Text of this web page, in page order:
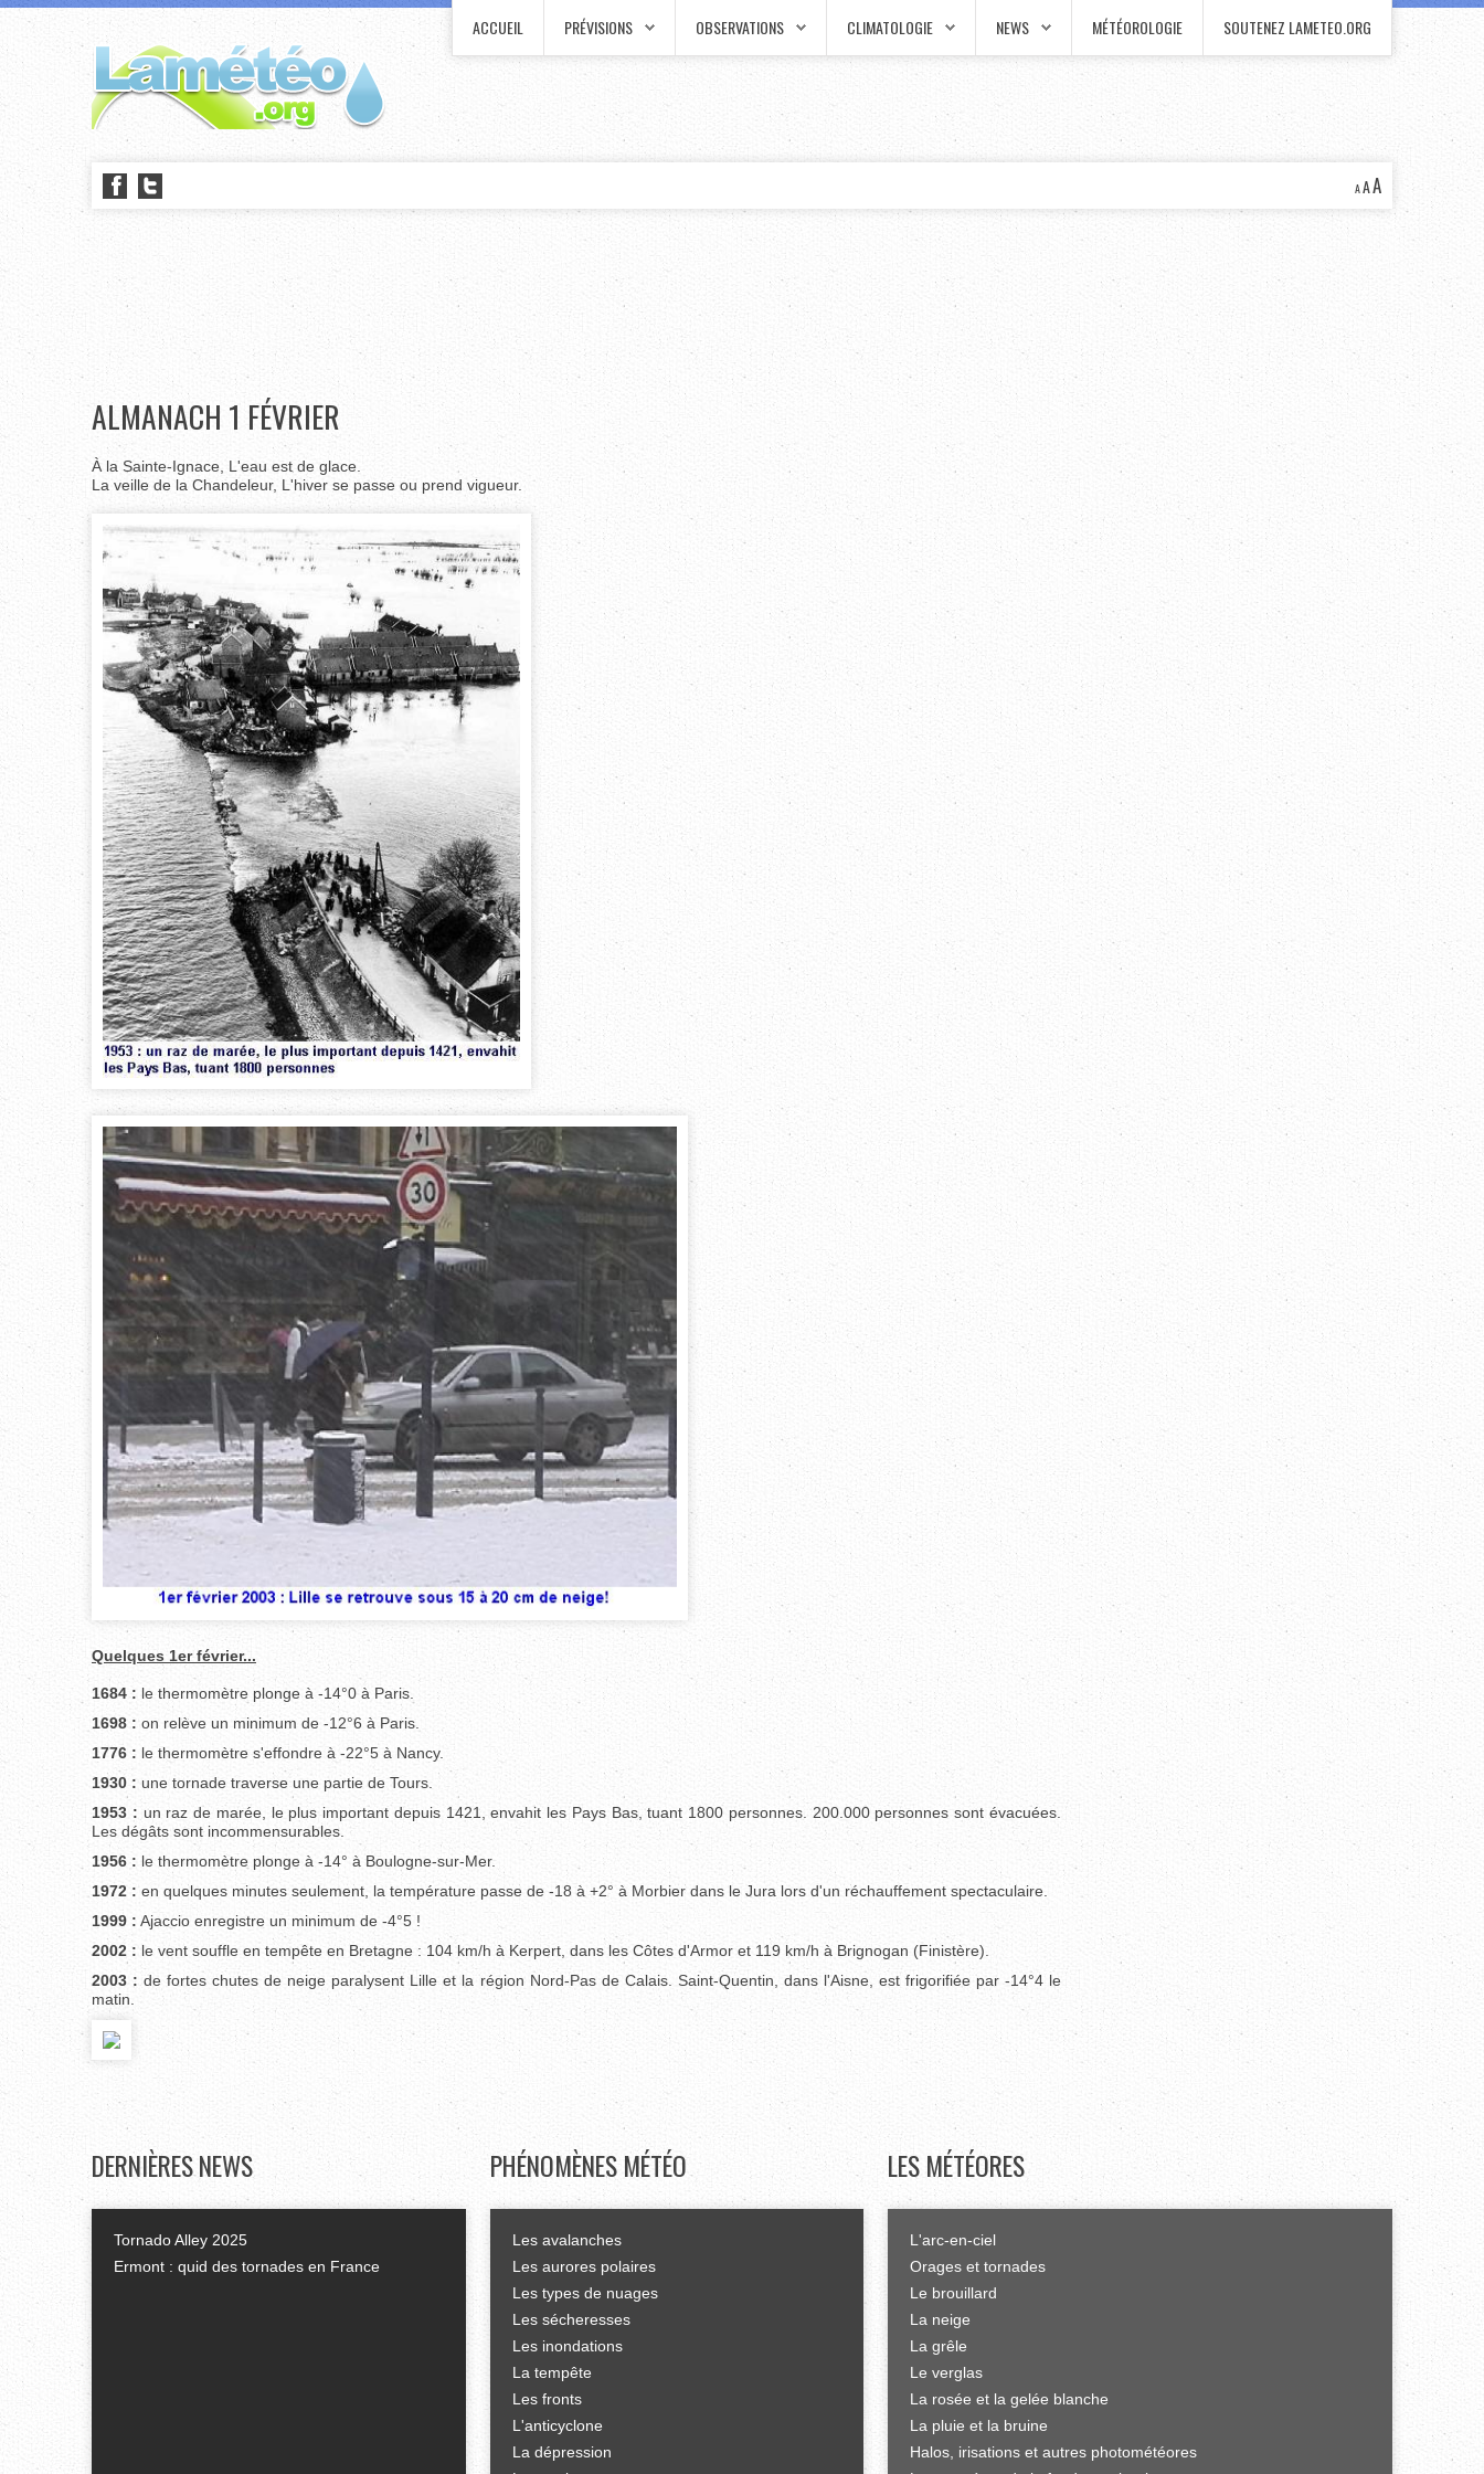
ACCUEIL PRÉVISIONS OBSERVATIONS CLIMATOLOGIE NEWS MÉTÉOROLOGIE SOUTENEZ LAMETEO.ORG
AAA
ALMANACH 1 FÉVRIER
À la Sainte-Ignace, L'eau est de glace.
La veille de la Chandeleur, L'hiver se passe ou prend vigueur.
Quelques 1er février...
1684 : le thermomètre plonge à -14°0 à Paris.
1698 : on relève un minimum de -12°6 à Paris.
1776 : le thermomètre s'effondre à -22°5 à Nancy.
1930 : une tornade traverse une partie de Tours.
1953 : un raz de marée, le plus important depuis 1421, envahit les Pays Bas, tuant 1800 personnes. 200.000 personnes sont évacuées.
Les dégâts sont incommensurables.
1956 : le thermomètre plonge à -14° à Boulogne-sur-Mer.
1972 : en quelques minutes seulement, la température passe de -18 à +2° à Morbier dans le Jura lors d'un réchauffement spectaculaire.
1999 : Ajaccio enregistre un minimum de -4°5 !
2002 : le vent souffle en tempête en Bretagne : 104 km/h à Kerpert, dans les Côtes d'Armor et 119 km/h à Brignogan (Finistère).
2003 : de fortes chutes de neige paralysent Lille et la région Nord-Pas de Calais. Saint-Quentin, dans l'Aisne, est frigorifiée par -14°4 le
matin.
DERNIÈRESNEWS
Tornado Alley 2025
Ermont : quid des tornades en France
PHÉNOMÈNES MÉTÉO
Les avalanches
Les aurores polaires
Les types de nuages
Les sécheresses
Les inondations
La tempête
Les fronts
L'anticyclone
La dépression
LES MÉTÉORES
L'arc-en-ciel
Orages et tornades
Le brouillard
La neige
La grêle
Le verglas
La rosée et la gelée blanche
La pluie et la bruine
Halos, irisations et autres photométéores